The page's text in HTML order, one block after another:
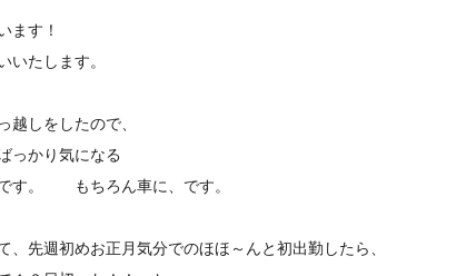
ます！
いたします。
越しをしたので、
っかり気になる
す。 もちろん車に、です。
、先週初めお正月気分でのほほ～んと初出勤したら、